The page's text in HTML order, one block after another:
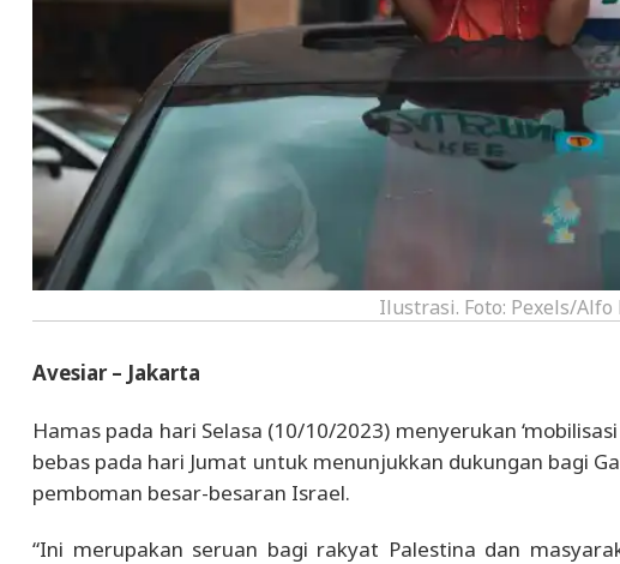
Ilustrasi. Foto: Pexels/Alfo
Avesiar – Jakarta
Hamas pada hari Selasa (10/10/2023) menyerukan
bebas pada hari Jumat untuk menunjukkan dukungan bagi
pemboman besar-besaran Israel.
“Ini merupakan seruan bagi rakyat Palestina dan